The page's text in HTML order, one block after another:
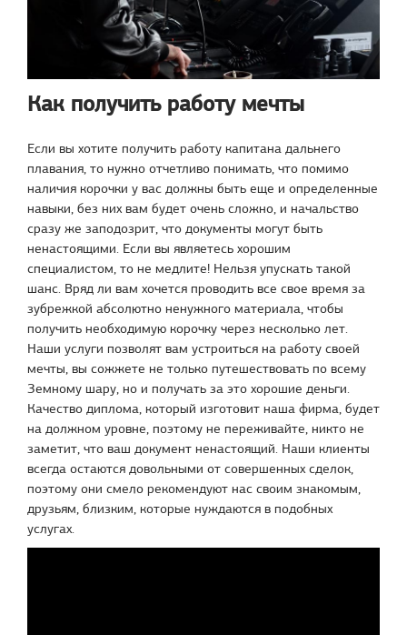
Как получить работу мечты
Если вы хотите получить работу капитана дальнего
плавания, то нужно отчетливо понимать, что помимо
наличия корочки у вас должны быть еще и определенные
навыки, без них вам будет очень сложно, и начальство
сразу же заподозрит, что документы могут быть
ненастоящими. Если вы являетесь хорошим
специалистом, то не медлите! Нельзя упускать такой
шанс. Вряд ли вам хочется проводить все свое время за
зубрежкой абсолютно ненужного материала, чтобы
получить необходимую корочку через несколько лет.
Наши услуги позволят вам устроиться на работу своей
мечты, вы сожжете не только путешествовать по всему
Земному шару, но и получать за это хорошие деньги.
Качество диплома, который изготовит наша фирма, будет
на должном уровне, поэтому не переживайте, никто не
заметит, что ваш документ ненастоящий. Наши клиенты
всегда остаются довольными от совершенных сделок,
поэтому они смело рекомендуют нас своим знакомым,
друзьям, близким, которые нуждаются в подобных
услугах.